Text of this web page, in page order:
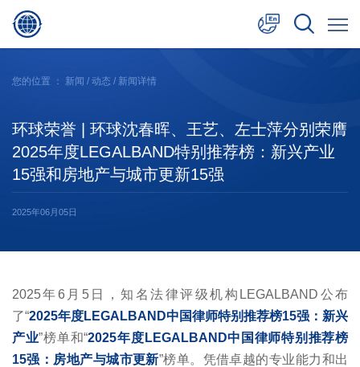
日本語
您的位置 ： 新闻 / 动态 / 新闻详情
环球荣誉 | 环球沈春晖、王艺、左士萍分别荣膺
2025年度LEGALBAND特别推荐榜：新兴产业
15强和房地产与城市更新15强
2025年06月05日
2025年6月5日，知名法律评级机构LEGALBAND公布
了“2025年度LEGALBAND中国律师特别推荐榜15强：新兴
产业”榜单和“2025年度LEGALBAND中国律师特别推荐榜
15强：房地产与城市更新”榜单。凭借卓越的专业能力和出